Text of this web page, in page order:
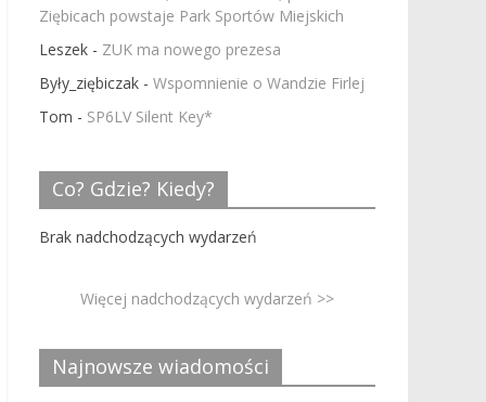
Ziębicach powstaje Park Sportów Miejskich
Leszek - ZUK ma nowego prezesa
Były_ziębiczak - Wspomnienie o Wandzie Firlej
Tom - SP6LV Silent Key*
Co? Gdzie? Kiedy?
Brak nadchodzących wydarzeń
Więcej nadchodzących wydarzeń >>
Najnowsze wiadomości